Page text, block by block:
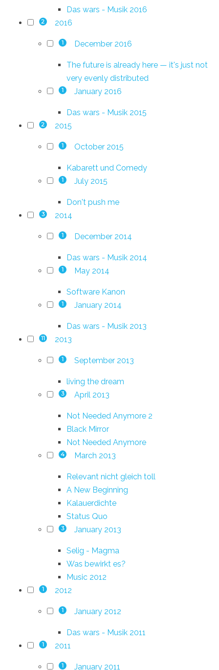
Das wars - Musik 2016
2 2016
1 December 2016
The future is already here — it's just not
very evenly distributed
1 January 2016
Das wars - Musik 2015
2 2015
1 October 2015
Kabarett und Comedy
1 July 2015
Don't push me
3 2014
1 December 2014
Das wars - Musik 2014
1 May 2014
Software Kanon
1 January 2014
Das wars - Musik 2013
11 2013
1 September 2013
living the dream
3 April 2013
Not Needed Anymore 2
Black Mirror
Not Needed Anymore
4 March 2013
Relevant nicht gleich toll
A New Beginning
Kalauerdichte
Status Quo
3 January 2013
Selig - Magma
Was bewirkt es?
Music 2012
1 2012
1 January 2012
Das wars - Musik 2011
1 2011
1 January 2011